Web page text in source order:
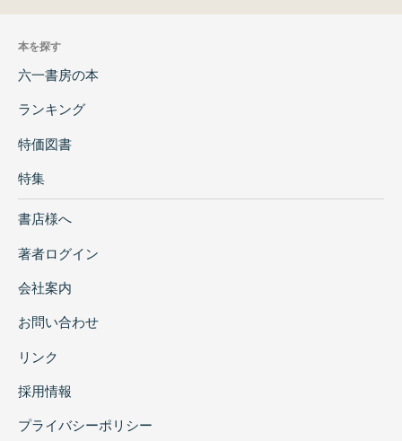
本を探す
六一書房の本
ランキング
特価図書
特集
書店様へ
著者ログイン
会社案内
お問い合わせ
リンク
採用情報
プライバシーポリシー